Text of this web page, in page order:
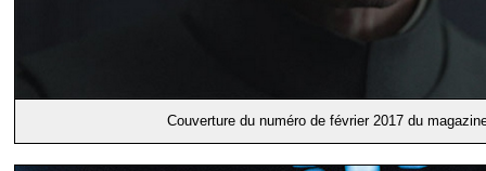
Couverture du numéro de février 2017 du